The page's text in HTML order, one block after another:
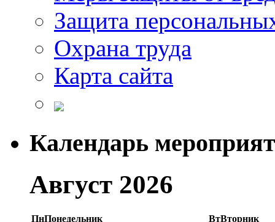
Защита
Охрана труда
Карта сайта
Календарь
Август 2026
ПнПонедельник ВтВторник